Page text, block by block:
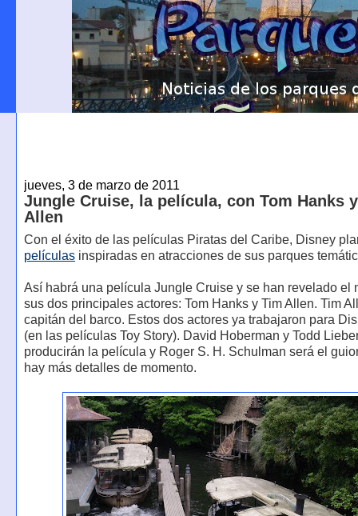
jueves, 3 de marzo de 2011
Jungle Cruise, la película, con Tom Hanks
Allen
Con el éxito de las películas Piratas del Caribe, Disney
películasinspiradas en atracciones de sus parques
Así habrá una película Jungle Cruise y se han revelado el
sus dos principales actores: Tom Hanks y Tim Allen. Tim
capitán del barco. Estos dos actores ya trabajaron para
(en las películas Toy Story). David Hoberman y Todd
producirán la película y Roger S. H. Schulman será el
hay más detalles de momento.